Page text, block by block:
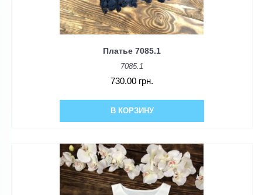
Платье 7085.1
7085.1
730.00 грн.
В КОРЗИНУ